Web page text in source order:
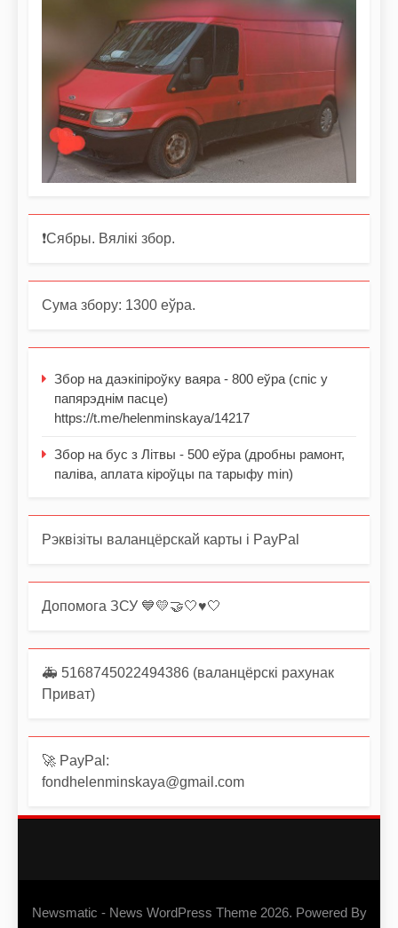
❗️Сябры. Вялікі збор.
Сума збору: 1300 еўра.
Збор на даэкіпіроўку ваяра - 800 еўра (спіс у
папярэднім пасце)
https://t.me/helenminskaya/14217
Збор на бус з Літвы - 500 еўра (дробны рамонт,
паліва, аплата кіроўцы па тарыфу min)
Рэквізіты валанцёрскай карты і PayPal
Допомога ЗСУ 💙💛🤝🤍♥️🤍
🚑 5168745022494386 (валанцёрскі рахунак
Приват)
🚀 PayPal:
fondhelenminskaya@gmail.com
Newsmatic - News WordPress Theme 2026. Powered By